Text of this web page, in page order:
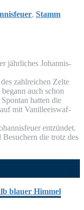
, Stamm
jähr­li­ches Johan­nis­
zahl­rei­chen Zel­te
auch schon
hat­ten die
mit Vanil­le­eis­waf­
entzündet.
die trotz des